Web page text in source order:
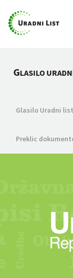
GLASILO
Glasilo Uradni list
Preklic